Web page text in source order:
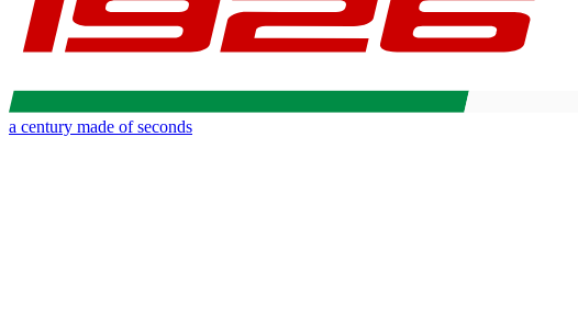
a century made of seconds